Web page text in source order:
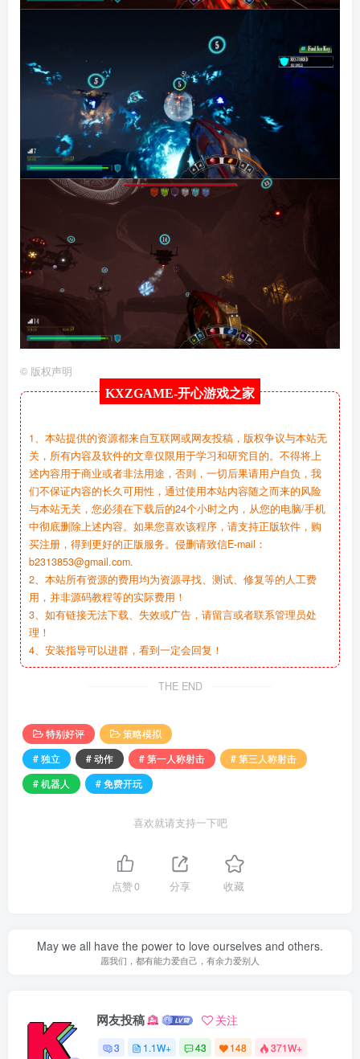
© 版权声明
KXZGAME-开心游戏之家
1、本站提供的资源都来自互联网或网友投稿，版权争议与本站无
关，所有内容及软件的文章仅限用于学习和研究目的。不得将上
述内容用于商业或者非法用途，否则，一切后果请用户自负，我
们不保证内容的长久可用性，通过使用本站内容随之而来的风险
与本站无关，您必须在下载后的24个小时之内，从您的电脑/手机
中彻底删除上述内容。如果您喜欢该程序，请支持正版软件，购
买注册，得到更好的正版服务。侵删请致信E-mail：
b2313853@gmail.com.
2、本站所有资源的费用均为资源寻找、测试、修复等的人工费
用，并非源码教程等的实际费用！
3、如有链接无法下载、失效或广告，请留言或者联系管理员处
理！
4、安装指导可以进群，看到一定会回复！
THE END
特别好评
策略模拟
# 独立
# 动作 # 第一人称射击
# 第三人称射击
# 机器人
# 免费开玩
喜欢就请支持一下吧
点赞0 分享 收藏
May we all have the power to love ourselves and others.
愿我们，都有能力爱自己，有余力爱别人
网友投稿 关注
3 1.1W+ 43 148 371W+